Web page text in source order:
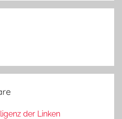
der Linken